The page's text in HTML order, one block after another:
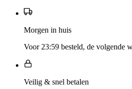
Morgen in huis
Voor 23:59 besteld, de volgende
Veilig & snel betalen